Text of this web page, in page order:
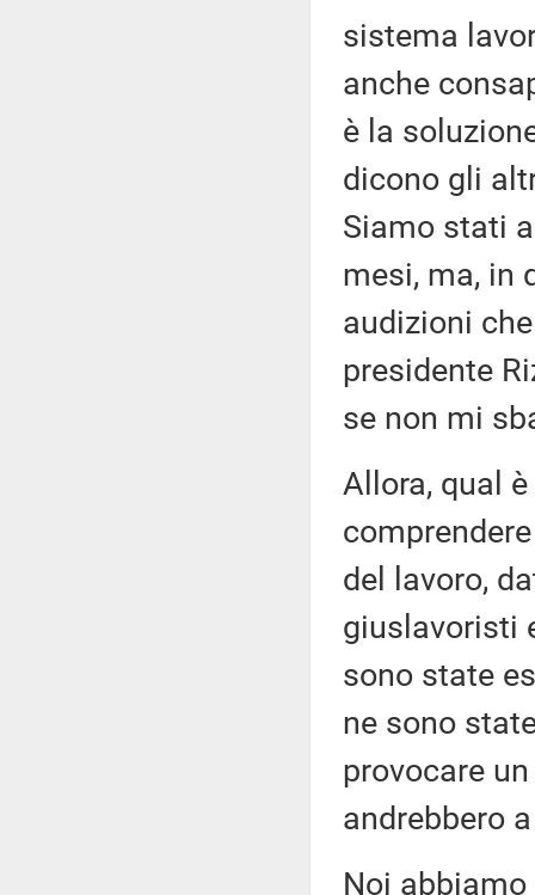
sistema
anche
è la
dicono gli
Siamo stati
mesi, ma, in
audizioni
presidente
se non mi
Allora, qual
del lavoro,
giuslavoristi
sono state
ne sono
provocare
andrebbero
Noi